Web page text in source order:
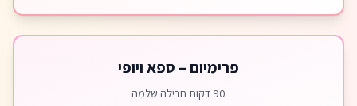
פרימיום – ספא ויופי
90 דקות חבילה שלמה